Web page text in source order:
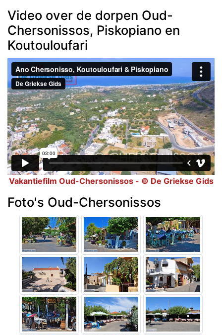
Video over de dorpen Oud-
Chersonissos, Piskopiano en
Koutouloufari
Vakantiefilm Oud-Chersonissos - © De Griekse Gids
Foto's Oud-Chersonissos